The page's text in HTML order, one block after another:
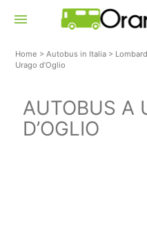
menu
Home >Autobus in Italia >
Urago d’Oglio
AUTOBUS A
D’OGLIO